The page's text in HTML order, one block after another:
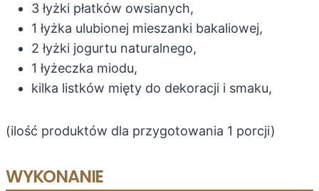
3 łyżki płatków owsianych,
1 łyżka ulubionej mieszanki bakaliowej,
2 łyżki jogurtu naturalnego,
1 łyżeczka miodu,
kilka listków mięty do dekoracji i smaku,
(ilość produktów dla przygotowania 1 porcji)
WYKONANIE